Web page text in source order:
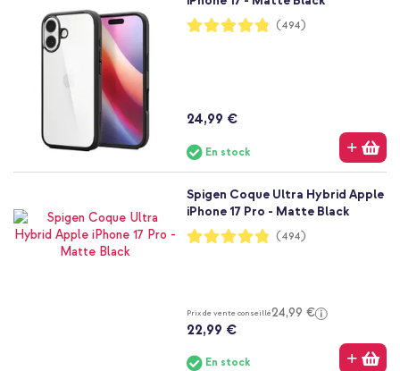
Notation:
96%
(494)
24,99 €
En stock
Spigen Coque Ultra Hybrid Apple
iPhone 17 Pro - Matte Black
Notation:
96%
(494)
Prix de vente conseillé24,99 €
22,99 €
En stock